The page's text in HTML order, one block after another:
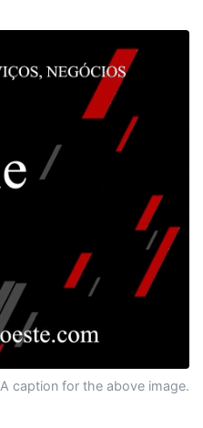
A caption for the above image.